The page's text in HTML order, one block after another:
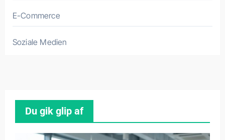
E-Commerce
Soziale Medien
Du gik glip af